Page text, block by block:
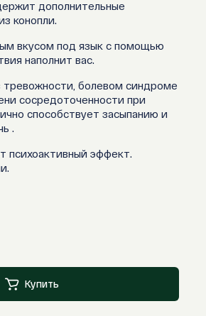
дополнительные
конопли.
вкусом под язык с помощью
наполнит вас.
болевом синдроме
сосредоточенности при
способствует засыпанию и
.
психоактивный эффект.
Купить